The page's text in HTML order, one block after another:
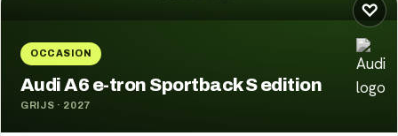
♡
OCCASION
Audi A6 e-tron Sportback S edition
GRIJS · 2027